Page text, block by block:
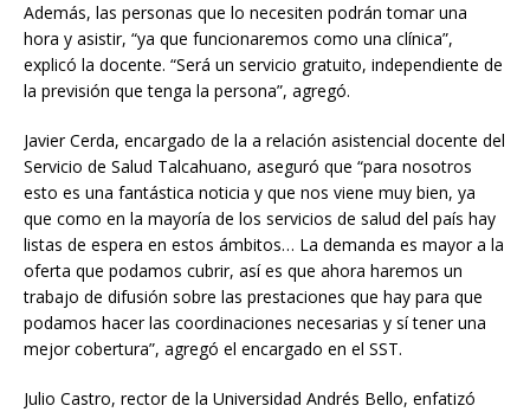
Además, las personas que lo necesiten podrán tomar una
hora y asistir, “ya que funcionaremos como una clínica”,
explicó la docente. “Será un servicio gratuito, independiente de
la previsión que tenga la persona”, agregó.
Javier Cerda, encargado de la a relación asistencial docente del
Servicio de Salud Talcahuano, aseguró que “para nosotros
esto es una fantástica noticia y que nos viene muy bien, ya
que como en la mayoría de los servicios de salud del país hay
listas de espera en estos ámbitos… La demanda es mayor a la
oferta que podamos cubrir, así es que ahora haremos un
trabajo de difusión sobre las prestaciones que hay para que
podamos hacer las coordinaciones necesarias y sí tener una
mejor cobertura”, agregó el encargado en el SST.
Julio Castro, rector de la Universidad Andrés Bello, enfatizó